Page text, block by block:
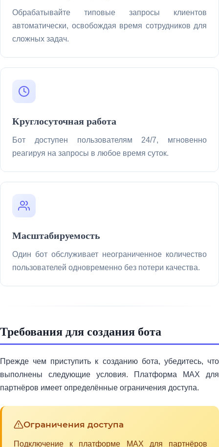
Обрабатывайте типовые запросы клиентов
автоматически, освобождая время сотрудников для
сложных задач.
Круглосуточная работа
Бот доступен пользователям 24/7, мгновенно
реагируя на запросы в любое время суток.
Масштабируемость
Один бот обслуживает неограниченное количество
пользователей одновременно без потери качества.
Требования для создания бота
Прежде чем приступить к созданию бота, убедитесь, что
выполнены следующие условия. Платформа MAX для
партнёров имеет определённые ограничения доступа.
Ограничения доступа
Подключение к платформе MAX для партнёров